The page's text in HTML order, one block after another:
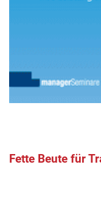
Fette Beute für